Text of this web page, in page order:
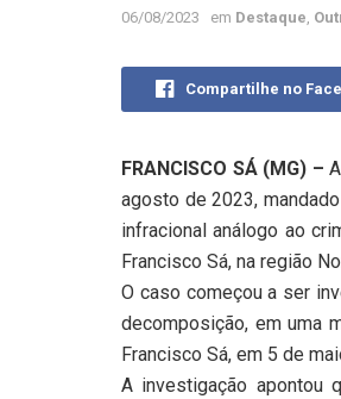
06/08/2023 em Destaque,
Compartilhe no
FRANCISCO SÁ (MG) –
agosto de 2023,
infracional análogo ao
Francisco Sá, na região
O caso começou a ser
decomposição, em uma
Francisco Sá, em 5 de
A investigação apontou